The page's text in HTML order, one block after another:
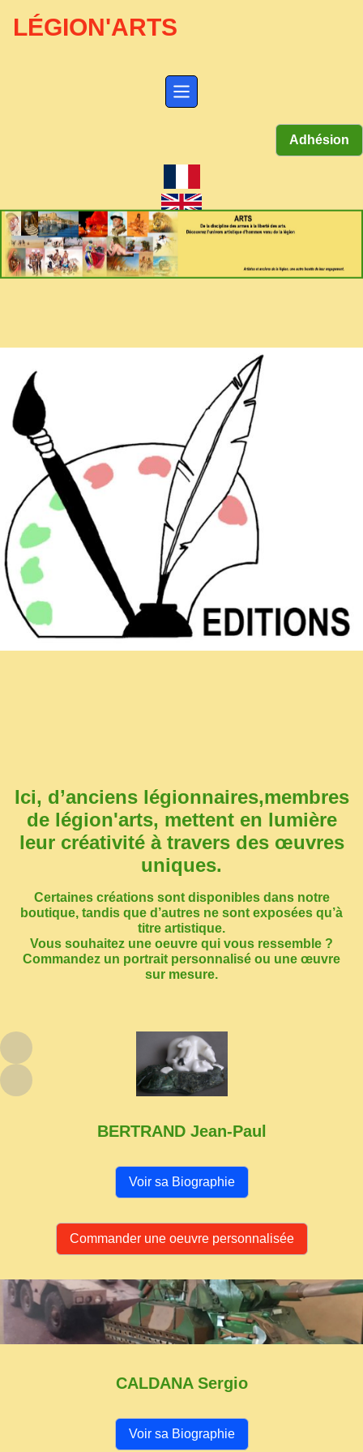
LÉGION'ARTS
Adhésion
Ici, d’anciens légionnaires,membres
de légion'arts, mettent en lumière
leur créativité à travers des œuvres
uniques.
Certaines créations sont disponibles dans notre
boutique, tandis que d’autres ne sont exposées qu’à
titre artistique.
Vous souhaitez une oeuvre qui vous ressemble ?
Commandez un portrait personnalisé ou une œuvre
sur mesure.
BERTRAND Jean-Paul
Voir sa Biographie
Commander une oeuvre personnalisée
CALDANA Sergio
Voir sa Biographie